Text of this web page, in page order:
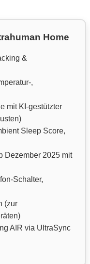
Home
&
,
mit KI-gestützter
Sleep Score,
Dezember 2025 mit
Schalter,
(zur
AIR via UltraSync